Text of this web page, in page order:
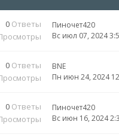
0 Ответы
Пиночет420
Вс июл 07, 2024
0 Ответы
BNE
Пн июн 24, 2024
0 Ответы
Пиночет420
Вс июн 16, 2024